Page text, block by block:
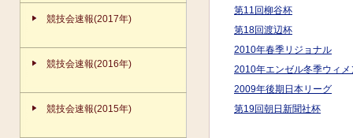
競技会速報(2017年)
競技会速報(2016年)
競技会速報(2015年)
第11回柳谷杯
第18回渡辺杯
2010年春季リジョナル
2010年エンゼル冬季ウィメ
2009年後期日本リーグ
第19回朝日新聞社杯